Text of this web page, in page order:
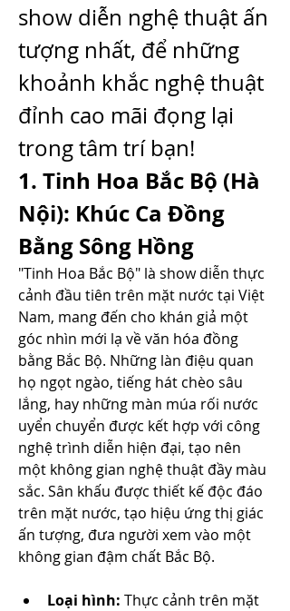
show diễn nghệ thuật ấn
tượng nhất, để những
khoảnh khắc nghệ thuật
đỉnh cao mãi đọng lại
trong tâm trí bạn!
1. Tinh Hoa Bắc Bộ (Hà
Nội): Khúc Ca Đồng
Bằng Sông Hồng
"Tinh Hoa Bắc Bộ" là show diễn thực
cảnh đầu tiên trên mặt nước tại Việt
Nam, mang đến cho khán giả một
góc nhìn mới lạ về văn hóa đồng
bằng Bắc Bộ. Những làn điệu quan
họ ngọt ngào, tiếng hát chèo sâu
lắng, hay những màn múa rối nước
uyển chuyển được kết hợp với công
nghệ trình diễn hiện đại, tạo nên
một không gian nghệ thuật đầy màu
sắc. Sân khấu được thiết kế độc đáo
trên mặt nước, tạo hiệu ứng thị giác
ấn tượng, đưa người xem vào một
không gian đậm chất Bắc Bộ.
Loại hình: Thực cảnh trên mặt